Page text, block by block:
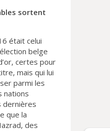
sortent
était celui
belge
certes pour
mais qui lui
parmi les
nations
dernières
que la
des